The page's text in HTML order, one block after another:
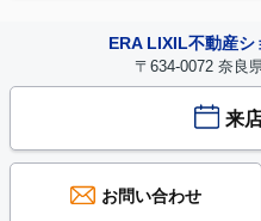
ERA LIXIL不動産シ
〒634-0072 奈良
来
お問い合わせ